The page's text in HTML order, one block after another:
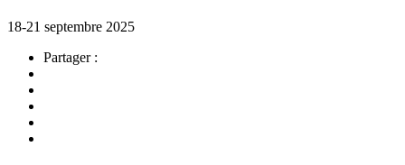
18-21 septembre 2025
Partager :